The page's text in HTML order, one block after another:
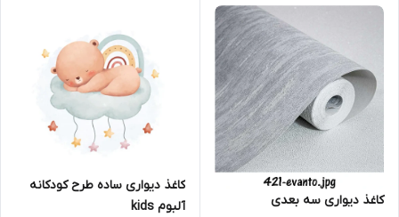
کاغذ دیواری سه بعدی
کاغذ دیواری ساده طرح کودکانه
آلبوم kids